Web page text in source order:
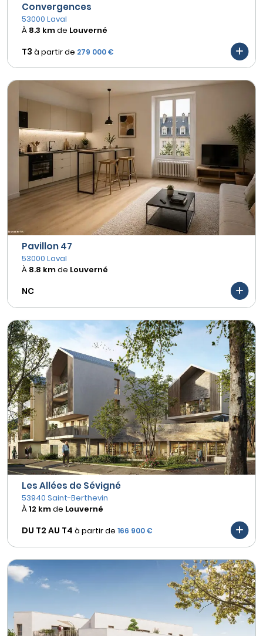
Convergences
53000 Laval
À 8.3 kmde Louverné
T3 à partir de 279 000 €
Pavillon 47
53000 Laval
À 8.8 kmde Louverné
NC
Les Allées de Sévigné
53940 Saint-Berthevin
À12 kmde Louverné
DU T2 AU T4 à partir de 166 900 €